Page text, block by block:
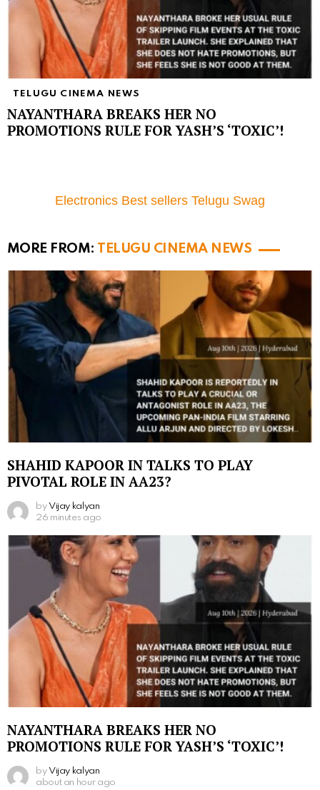
TELUGU CINEMA NEWS
NAYANTHARA BREAKS HER NO
PROMOTIONS RULE FOR YASH’S ‘TOXIC’!
Electronics Best sellers Telugu Swag
MORE FROM: TELUGU CINEMA NEWS
SHAHID KAPOOR IN TALKS TO PLAY
PIVOTAL ROLE IN AA23?
by Vijay kalyan
26 minutes ago
NAYANTHARA BREAKS HER NO
PROMOTIONS RULE FOR YASH’S ‘TOXIC’!
by Vijay kalyan
about an hour ago